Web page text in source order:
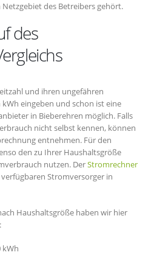
des Betreibers gehört.
des
und ihren ungefähren
eingeben und schon ist eine
in Bieberehren möglich. Falls
nicht selbst kennen, können
entnehmen. Für den
den zu Ihrer Haushaltsgröße
nutzen. DerStromrechner
Stromversorger in
Haushaltsgröße haben wir hier
kWh